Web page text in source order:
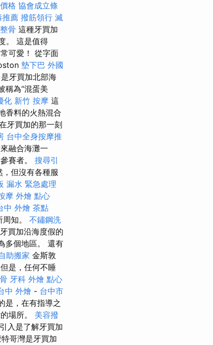
格 協會成立條
推薦 撥筋領行 滅
骨 這種牙買加
。 這是值得
可愛！ 從字面
墊下巴 外國
牙買加北部海
稱為“混蛋美
化 新竹 按摩 這
香料的火熱混合
牙買加的那一刻
台中全身按摩推
融合海灘一
賽者。 搜尋引
但沒有各種服
漏水 緊急處理
摩 外燴 點心
中 外燴 茶點
知。 不鏽鋼洗
買加沿海度假的
多個地區。 還有
助搬家 金斯敦
但是，任何不睡
牙科 外燴 點心
中 外燴 - 台中市
是，在有指導之
場所。 美容撥
入是了解牙買加
哥灣是牙買加